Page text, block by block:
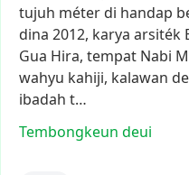
tujuh méter di handap
dina 2012, karya arsiték
Gua Hira, tempat Nabi
wahyu kahiji, kalawan
ibadah t…
Tembongkeun deui